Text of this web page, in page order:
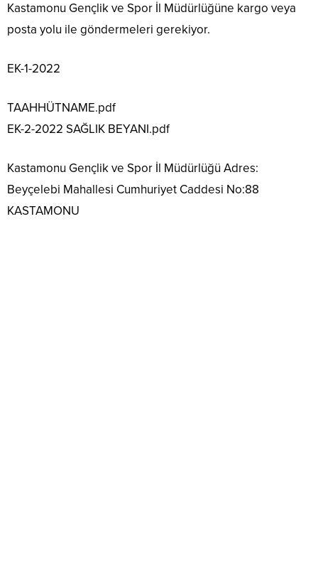
Kastamonu Gençlik ve Spor İl Müdürlüğüne kargo veya
posta yolu ile göndermeleri gerekiyor.
EK-1-2022
TAAHHÜTNAME.pdf
EK-2-2022 SAĞLIK BEYANI.pdf
Kastamonu Gençlik ve Spor İl Müdürlüğü Adres:
Beyçelebi Mahallesi Cumhuriyet Caddesi No:88
KASTAMONU